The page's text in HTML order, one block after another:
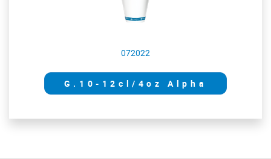
072022
G.10-12cl/4oz Alpha